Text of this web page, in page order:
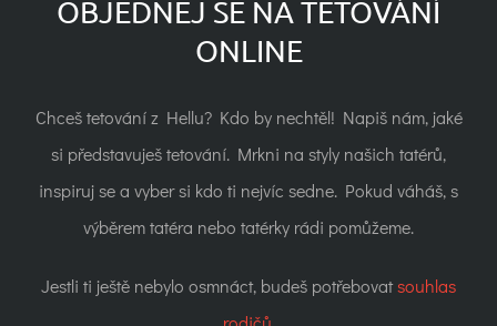
OBJEDNEJ SE NA TETOVÁNÍ
ONLINE
Chceš tetování z Hellu? Kdo by nechtěl! Napiš nám, jaké
si představuješ tetování. Mrkni na styly našich tatérů,
inspiruj se a vyber si kdo ti nejvíc sedne. Pokud váháš, s
výběrem tatéra nebo tatérky rádi pomůžeme.
Jestli ti ještě nebylo osmnáct, budeš potřebovatsouhlas